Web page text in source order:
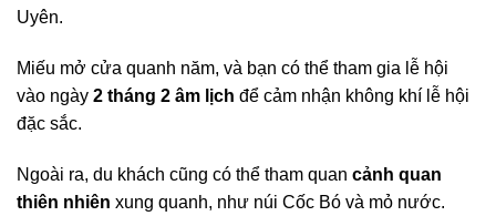
Uyên.
Miếu mở cửa quanh năm, và bạn có thể tham gia lễ hội
vào ngày 2 tháng 2 âm lịch để cảm nhận không khí lễ hội
đặc sắc.
Ngoài ra, du khách cũng có thể tham quan cảnh quan
thiên nhiên xung quanh, như núi Cốc Bó và mỏ nước.